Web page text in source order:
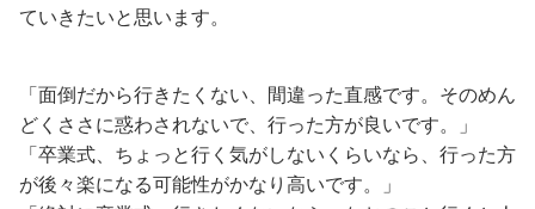
ていきたいと思います。
「面倒だから行きたくない、間違った直感です。そのめん
どくささに惑わされないで、行った方が良いです。」
「卒業式、ちょっと行く気がしないくらいなら、行った方
が後々楽になる可能性がかなり高いです。」